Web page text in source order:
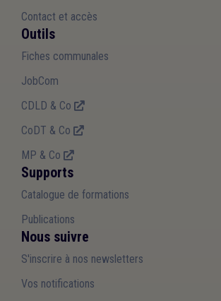
Contact et accès
Outils
Fiches communales
JobCom
CDLD & Co
CoDT & Co
MP & Co
Supports
Catalogue de formations
Publications
Nous suivre
S'inscrire à nos newsletters
Vos notifications